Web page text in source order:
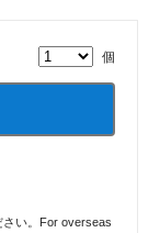
個
い。For overseas